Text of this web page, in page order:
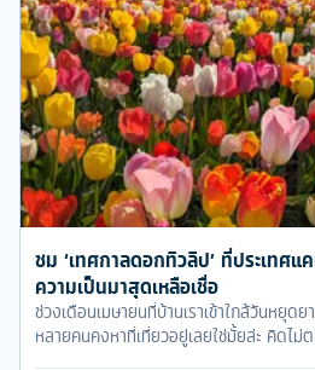
ชม ‘เทศกาลดอกทิวลิป’ ที่ประเทศ
ความเป็นมาสุดเหลือเชื่อ
ช่วงเดือนเมษายนที่บ้านเราเข้าใกล้วันหยุด
หลายคนคงหาที่เที่ยวอยู่เลยใช่มั้ยล่ะ คิดไม่